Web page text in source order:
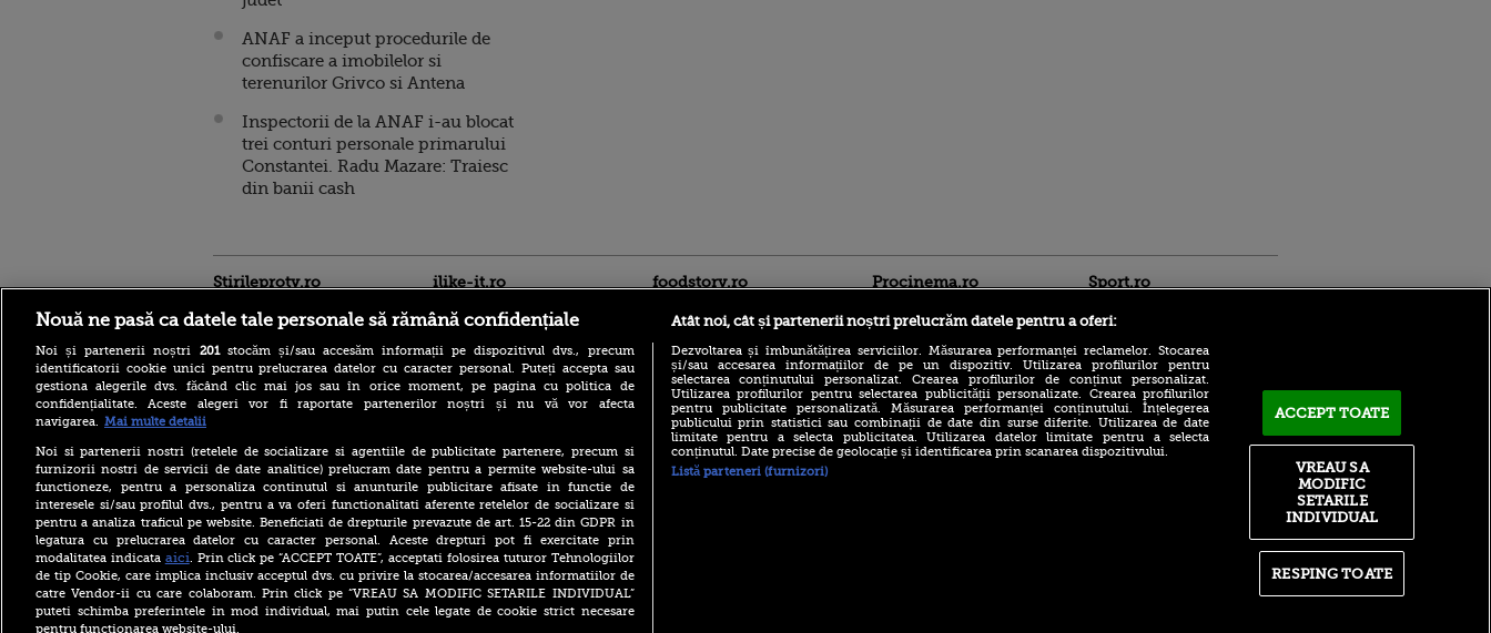
ANAF a inceput procedurile de
confiscare a imobilelor si
terenurilor Grivco si Antena
Inspectorii de la ANAF i-au blocat
trei conturi personale primarului
Constantei. Radu Mazare: Traiesc
din banii cash
Stirileprotv.ro
mai mult decât dieta și
mișcarea pentru rezultatele
școlare ale adolescenților,
Top 20 orașe preferate de
Generația Z. Europa domină
clasamentul celor mai
apreciate destinații
David Popovici: „Un
Campionat European poate
fi mai tare decât un
ilike-it.ro foodstory.ro
(P) Descoperă Lumea
Evenimentelor din România
cu Transilvania Events!
Procinema.ro
Emoții intense pentru
Sport.ro
Marin Barbu a explicat
rezultatele slabe ale
surpriză” la CE de la Paris:
Nouă ne pasă ca datele tale personale să rămână confidențiale
Noi și partenerii noștri 201stocăm și/sau accesăm informații pe dispozitivul dvs., precum
identificatorii cookie unici pentru prelucrarea datelor cu caracter personal. Puteți accepta sau
gestiona alegerile dvs. făcând clic mai jos sau în orice moment, pe pagina cu politica de
confidențialitate. Aceste alegeri vor fi raportate partenerilor noștri și nu vă vor afecta
navigarea. Mai multe detalii
Noi si partenerii nostri (retelele de socializare si agentiile de publicitate partenere, precum si
furnizorii nostri de servicii de date analitice) prelucram date pentru a permite website-ului sa
functioneze, pentru a personaliza continutul si anunturile publicitare afisate in functie de
interesele si/sau profilul dvs., pentru a va oferi functionalitati aferente retelelor de socializare si
pentru a analiza traficul pe website. Beneficiati de drepturile prevazute de art. 15-22 din GDPR in
legatura cu prelucrarea datelor cu caracter personal. Aceste drepturi pot fi exercitate prin
modalitatea indicata aici. Prin click pe “ACCEPT TOATE”, acceptati folosirea tuturor Tehnologiilor
de tip Cookie, care implica inclusiv acceptul dvs. cu privire la stocarea/accesarea informatiilor de
catre Vendor-ii cu care colaboram. Prin click pe “VREAU SA MODIFIC SETARILE INDIVIDUAL”
puteti schimba preferintele in mod individual, mai putin cele legate de cookie strict necesare
pentru functionarea website-ului.
Atât noi, cât și partenerii noștri prelucrăm datele pentru a oferi:
Dezvoltarea și îmbunătățirea serviciilor. Măsurarea performanței reclamelor. Stocarea
și/sau accesarea informațiilor de pe un dispozitiv. Utilizarea profilurilor pentru
selectarea conținutului personalizat. Crearea profilurilor de conținut personalizat.
Utilizarea profilurilor pentru selectarea publicității personalizate. Crearea profilurilor
pentru publicitate personalizată. Măsurarea performanței conținutului. Înțelegerea
publicului prin statistici sau combinații de date din surse diferite. Utilizarea de date
limitate pentru a selecta publicitatea. Utilizarea datelor limitate pentru a selecta
conținutul. Date precise de geolocație și identificarea prin scanarea dispozitivului.
Listă parteneri (furnizori)
ACCEPT TOATE
RESPING TOATE
VREAU SA
MODIFIC
SETARILE
INDIVIDUAL